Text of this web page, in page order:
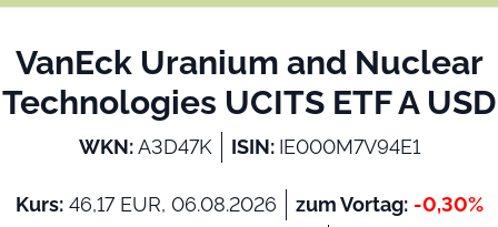
VanEck Uranium and Nuclear
Technologies UCITS ETF A USD
WKN:A3D47K ISIN: IE000M7V94E1
Kurs:46,17 EUR, 06.08.2026 zum Vortag: -0,30%